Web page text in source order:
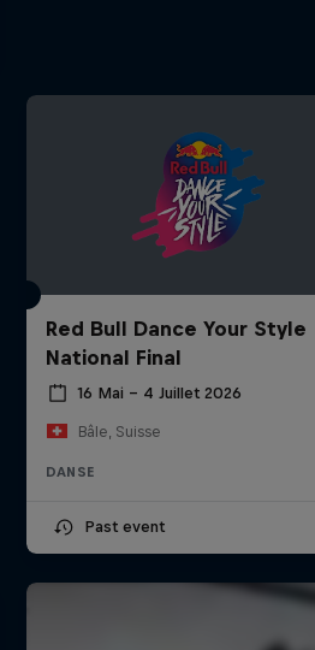
Red Bull Dance Your Style
National Final
16 Mai – 4 Juillet 2026
Bâle, Suisse
DANSE
Past event